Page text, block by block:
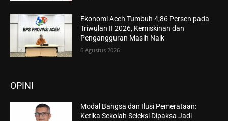
Ekonomi Aceh Tumbuh 4,86 Persen pada
Triwulan II 2026, Kemiskinan dan
Pengangguran Masih Naik
6 Agustus 2026
OPINI
Modal Bangsa dan Ilusi Pemerataan:
Ketika Sekolah Seleksi Dipaksa Jadi